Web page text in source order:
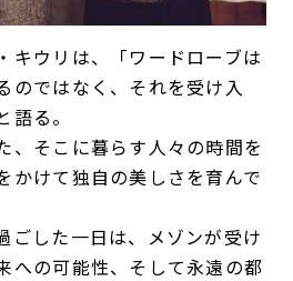
キウリは、「ワードローブは
のではなく、それを受け入
る。
、そこに暮らす人々の時間を
かけて独自の美しさを育んで
ごした一日は、メゾンが受け
への可能性、そして永遠の都